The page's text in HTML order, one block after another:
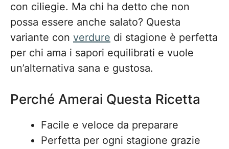
con ciliegie. Ma chi ha detto che non
possa essere anche salato? Questa
variante con verdure di stagione è perfetta
per chi ama i sapori equilibrati e vuole
un’alternativa sana e gustosa.
Perché Amerai Questa Ricetta
Facile e veloce da preparare
Perfetta per ogni stagione grazie